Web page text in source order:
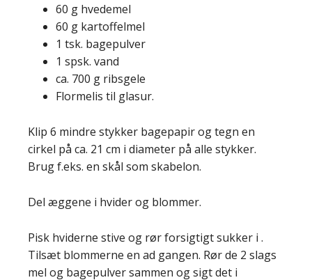
60 g hvedemel
60 g kartoffelmel
1 tsk. bagepulver
1 spsk. vand
ca. 700 g ribsgele
Flormelis til glasur.
Klip 6 mindre stykker bagepapir og tegn en
cirkel på ca. 21 cm i diameter på alle stykker.
Brug f.eks. en skål som skabelon.
Del æggene i hvider og blommer.
Pisk hviderne stive og rør forsigtigt sukker i .
Tilsæt blommerne en ad gangen. Rør de 2 slags
mel og bagepulver sammen og sigt det i